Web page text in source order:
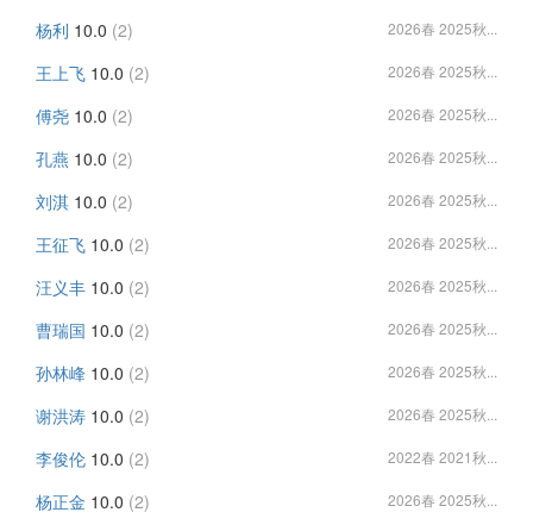
杨利 10.0 (2) 2026春 2025秋...
王上飞 10.0 (2) 2026春 2025秋...
傅尧 10.0 (2) 2026春 2025秋...
孔燕 10.0 (2) 2026春 2025秋...
刘淇 10.0 (2) 2026春 2025秋...
王征飞 10.0 (2) 2026春 2025秋...
汪义丰 10.0 (2) 2026春 2025秋...
曹瑞国 10.0 (2) 2026春 2025秋...
孙林峰 10.0 (2) 2026春 2025秋...
谢洪涛 10.0 (2) 2026春 2025秋...
李俊伦 10.0 (2) 2022春 2021秋...
杨正金 10.0 (2) 2026春 2025秋...